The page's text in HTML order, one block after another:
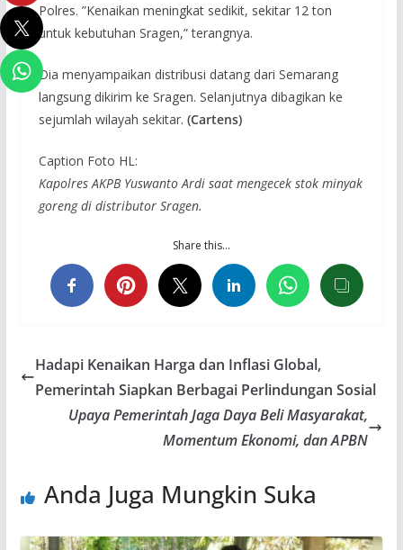
Polres. ”Kenaikan meningkat sedikit, sekitar 12 ton
untuk kebutuhan Sragen,” terangnya.
Dia menyampaikan distribusi datang dari Semarang
langsung dikirim ke Sragen. Selanjutnya dibagikan ke
sejumlah wilayah sekitar. (Cartens)
Caption Foto HL:
Kapolres AKPB Yuswanto Ardi saat mengecek stok minyak
goreng di distributor Sragen.
Share this…
Hadapi Kenaikan Harga dan Inflasi Global,
Pemerintah Siapkan Berbagai Perlindungan Sosial
Upaya Pemerintah Jaga Daya Beli Masyarakat,
Momentum Ekonomi, dan APBN
Anda Juga Mungkin Suka